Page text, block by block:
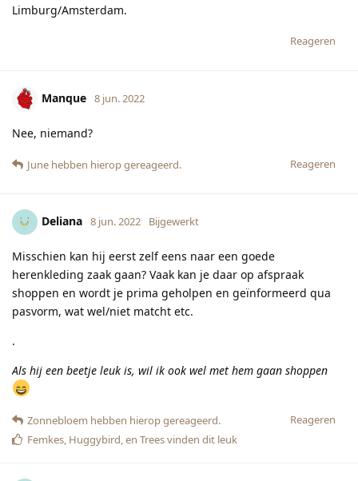
Limburg/Amsterdam.
Reageren
Manque 8 jun. 2022
Nee, niemand?
Reageren
June hebben hierop gereageerd.
Deliana 8 jun. 2022 Bijgewerkt
Misschien kan hij eerst zelf eens naar een goede
herenkleding zaak gaan? Vaak kan je daar op afspraak
shoppen en wordt je prima geholpen en geïnformeerd qua
pasvorm, wat wel/niet matcht etc.
.
Als hij een beetje leuk is, wil ik ook wel met hem gaan shoppen
Reageren
Zonnebloem hebben hierop gereageerd.
Femkes, Huggybird, en Treesvinden dit leuk